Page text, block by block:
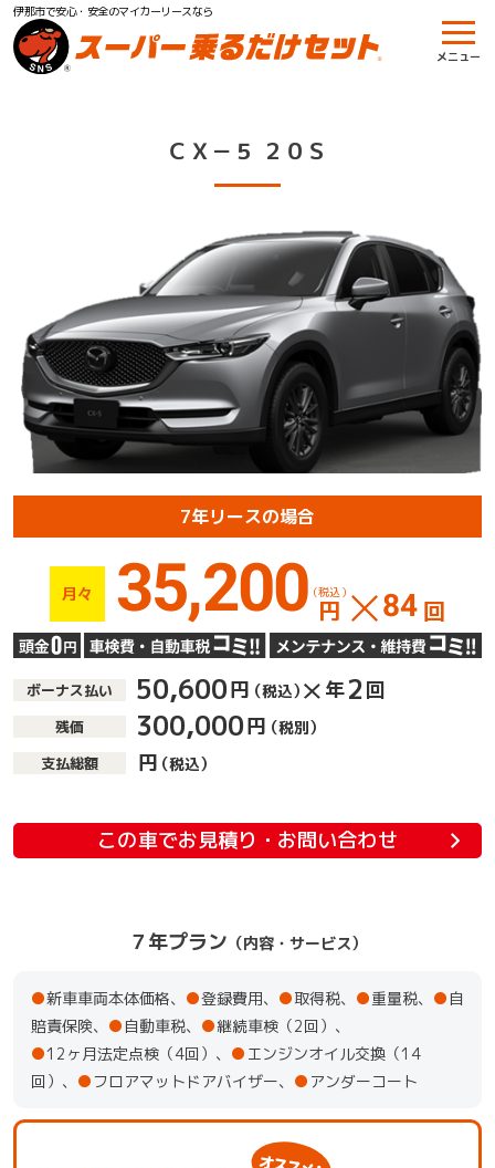
伊那市で安心・安全のマイカーリースなら
メニュー
ＣＸ－５ ２０Ｓ
7年リースの場合
月々 35,200 円
（税込） 84 回
ボーナス払い 50,600円 （税込） 年2回
残価 300,000円 （税別）
支払総額 円 （税込）
この車でお見積り・お問い合わせ
７年プラン （内容・サービス）
●新車車両本体価格、 ●登録費用、 ●取得税、 ●重量税、 ● 自
賠責保険、 ● 自動車税、 ●継続車検（2回）、
●12ヶ月法定点検（4回）、 ● エンジンオイル交換（14
回）、 ●フロアマットドアバイザー、 ● アンダーコート